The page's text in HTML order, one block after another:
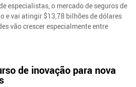
especialistas, o mercado de seguros de
e vai atingir $13,78 bilhões de dólares
vão crescer especialmente entre
de inovação para nova